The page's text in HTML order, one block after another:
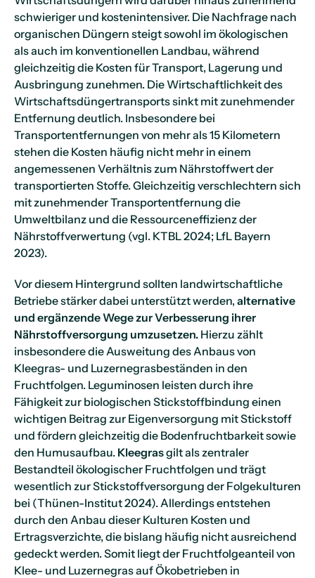
schwieriger und kostenintensiver. Die Nachfrage nach
organischen Düngern steigt sowohl im ökologischen
als auch im konventionellen Landbau, während
gleichzeitig die Kosten für Transport, Lagerung und
Ausbringung zunehmen. Die Wirtschaftlichkeit des
Wirtschaftsdüngertransports sinkt mit zunehmender
Entfernung deutlich. Insbesondere bei
Transportentfernungen von mehr als 15 Kilometern
stehen die Kosten häufig nicht mehr in einem
angemessenen Verhältnis zum Nährstoffwert der
transportierten Stoffe. Gleichzeitig verschlechtern sich
mit zunehmender Transportentfernung die
Umweltbilanz und die Ressourceneffizienz der
Nährstoffverwertung (vgl. KTBL 2024; LfL Bayern
2023).
Vor diesem Hintergrund sollten landwirtschaftliche
Betriebe stärker dabei unterstützt werden,alternative
und ergänzende Wege zur Verbesserung ihrer
Nährstoffversorgung umzusetzen. Hierzu zählt
insbesondere die Ausweitung des Anbaus von
Kleegras- und Luzernegrasbeständen in den
Fruchtfolgen. Leguminosen leisten durch ihre
Fähigkeit zur biologischen Stickstoffbindung einen
wichtigen Beitrag zur Eigenversorgung mit Stickstoff
und fördern gleichzeitig die Bodenfruchtbarkeit sowie
den Humusaufbau. Kleegrasgilt als zentraler
Bestandteil ökologischer Fruchtfolgen und trägt
wesentlich zur Stickstoffversorgung der Folgekulturen
bei (Thünen-Institut 2024). Allerdings entstehen
durch den Anbau dieser Kulturen Kosten und
Ertragsverzichte, die bislang häufig nicht ausreichend
gedeckt werden. Somit liegt der Fruchtfolgeanteil von
Klee- und Luzernegras auf Ökobetrieben in